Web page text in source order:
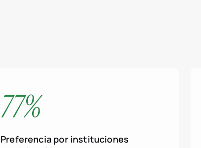
77%
Preferencia por instituciones